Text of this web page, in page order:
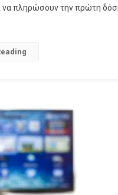
να πληρώσουν την πρώτη